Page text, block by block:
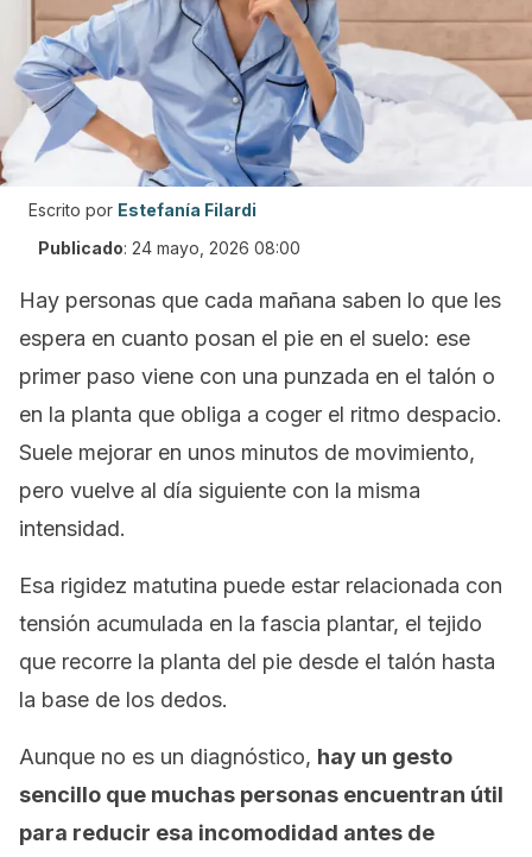
Escrito por Estefanía Filardi
Publicado: 24 mayo, 2026 08:00
Hay personas que cada mañana saben lo que les
espera en cuanto posan el pie en el suelo: ese
primer paso viene con una punzada en el talón o
en la planta que obliga a coger el ritmo despacio.
Suele mejorar en unos minutos de movimiento,
pero vuelve al día siguiente con la misma
intensidad.
Esa rigidez matutina puede estar relacionada con
tensión acumulada en la fascia plantar, el tejido
que recorre la planta del pie desde el talón hasta
la base de los dedos.
Aunque no es un diagnóstico, hay un gesto
sencillo que muchas personas encuentran útil
para reducir esa incomodidad antes de